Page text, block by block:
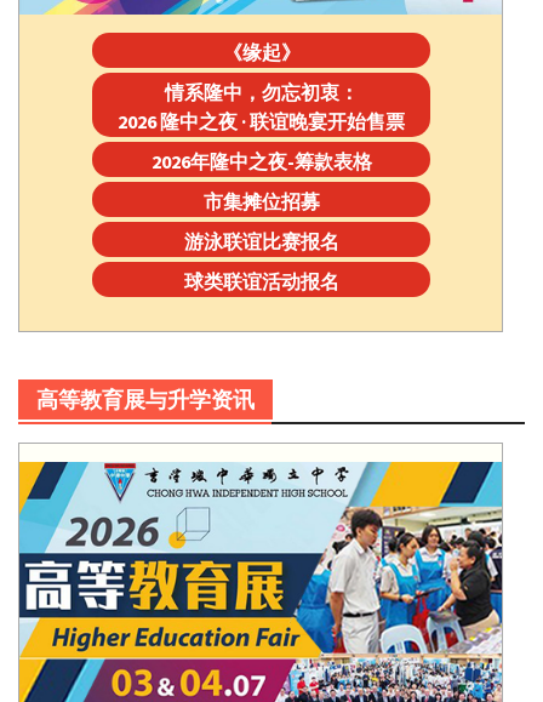
《缘起》
情系隆中，勿忘初衷：
2026 隆中之夜 · 联谊晚宴开始售票
2026年隆中之夜-筹款表格
市集摊位招募
游泳联谊比赛报名
球类联谊活动报名
高等教育展与升学资讯